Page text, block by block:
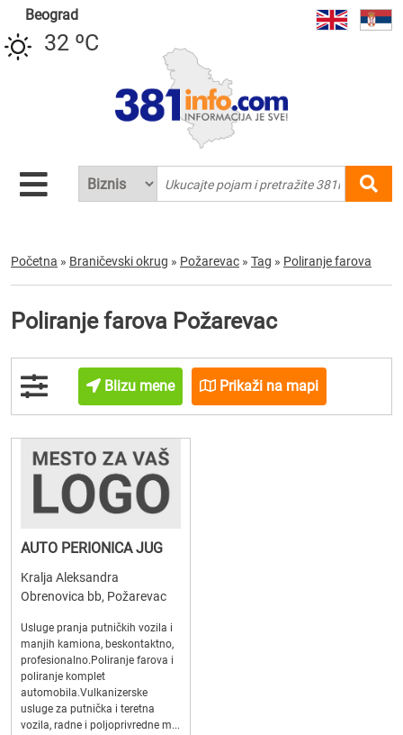
Beograd
32 ºC
Početna » Braničevski okrug » Požarevac » Tag » Poliranje farova
Poliranje farova Požarevac
Blizu mene Prikaži na mapi
AUTO PERIONICA JUG
Kralja Aleksandra
Obrenovica bb, Požarevac
Usluge pranja putničkih vozila i
manjih kamiona, beskontaktno,
profesionalno.Poliranje farova i
poliranje komplet
automobila.Vulkanizerske
usluge za putnička i teretna
vozila, radne i poljoprivredne m...